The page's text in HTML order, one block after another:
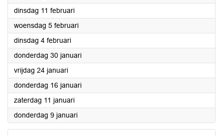
dinsdag 11 februari2025
woensdag 5 februari2025
dinsdag 4 februari2025
donderdag 30 januari2025
vrijdag 24 januari2025
donderdag 16 januari2025
zaterdag 11 januari2025
donderdag 9 januari2025